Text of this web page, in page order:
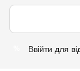
Ввійти для